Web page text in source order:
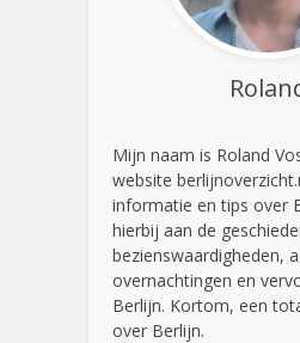
Mijn naam is Roland
website
informatie en tips over
hierbij aan de
bezienswaardigheden,
overnachtingen en
Berlijn. Kortom, een
over Berlijn.